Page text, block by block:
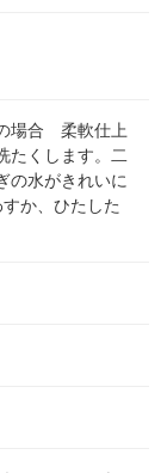
場合 柔軟仕上
たくします。二
の水がきれいに
か、ひたした